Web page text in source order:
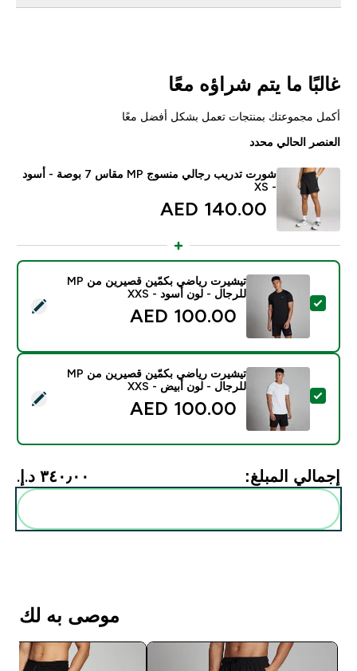
غالبًا ما يتم شراؤه معًا
أكمل مجموعتك بمنتجات تعمل بشكل أفضل معًا
العنصر الحالي محدد
شورت تدريب رجالي منسوج MP مقاس 7 بوصة - أسود
- XS
140.00 AED‎
تحديد هذا المنتج - تيشيرت رياضي بكمّين قصيرين من MP للرجال - لون أسود - XXS
تيشيرت رياضي بكمّين قصيرين من MP
للرجال - لون أسود - XXS
100.00 AED‎
تحديد هذا المنتج - تيشيرت رياضي بكمّين قصيرين من MP للرجال - لون أبيض - XXS
تيشيرت رياضي بكمّين قصيرين من MP
للرجال - لون أبيض - XXS
100.00 AED‎
إجمالي المبلغ: ٣٤٠٫٠٠ د.إ.‏‎
موصى به لك